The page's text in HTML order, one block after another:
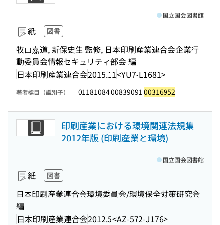
紙 図書
牧山嘉道, 新保史生 監修, 日本印刷産業連合会企業行
動委員会情報セキュリティ部会 編
日本印刷産業連合会2015.11<YU7-L1681>
国立国会図書館
著者標目（識別子） 01181084 00839091 00316952
印刷産業における環境関連法規集
2012年版 (印刷産業と環境)
紙 図書
日本印刷産業連合会環境委員会/環境保全対策研究会
編
日本印刷産業連合会2012.5<AZ-572-J176>
国立国会図書館